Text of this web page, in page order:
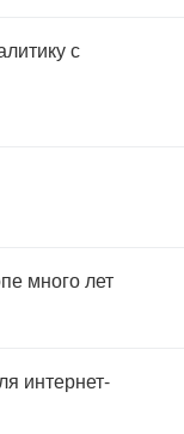
с
много лет
интернет-